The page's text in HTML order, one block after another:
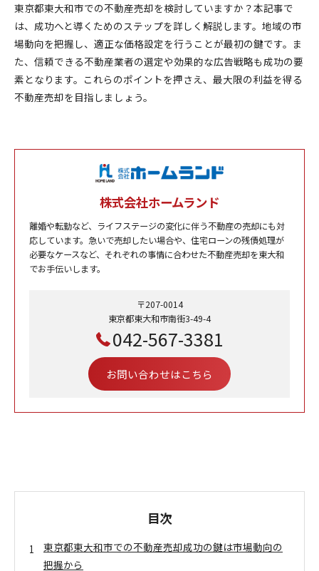
東京都東大和市での不動産売却を検討していますか？本記事で
は、成功へと導くためのステップを詳しく解説します。地域の市
場動向を把握し、適正な価格設定を行うことが最初の鍵です。ま
た、信頼できる不動産業者の選定や効果的な広告戦略も成功の要
素となります。これらのポイントを押さえ、最大限の利益を得る
不動産売却を目指しましょう。
株式会社ホームランド
離婚や転勤など、ライフステージの変化に伴う不動産の売却にも対
応しています。急いで売却したい場合や、住宅ローンの残債処理が
必要なケースなど、それぞれの事情に合わせた不動産売却を東大和
でお手伝いします。
〒207-0014
東京都東大和市南街3-49-4
042-567-3381
お問い合わせはこちら
目次
東京都東大和市での不動産売却成功の鍵は市場動向の
把握から